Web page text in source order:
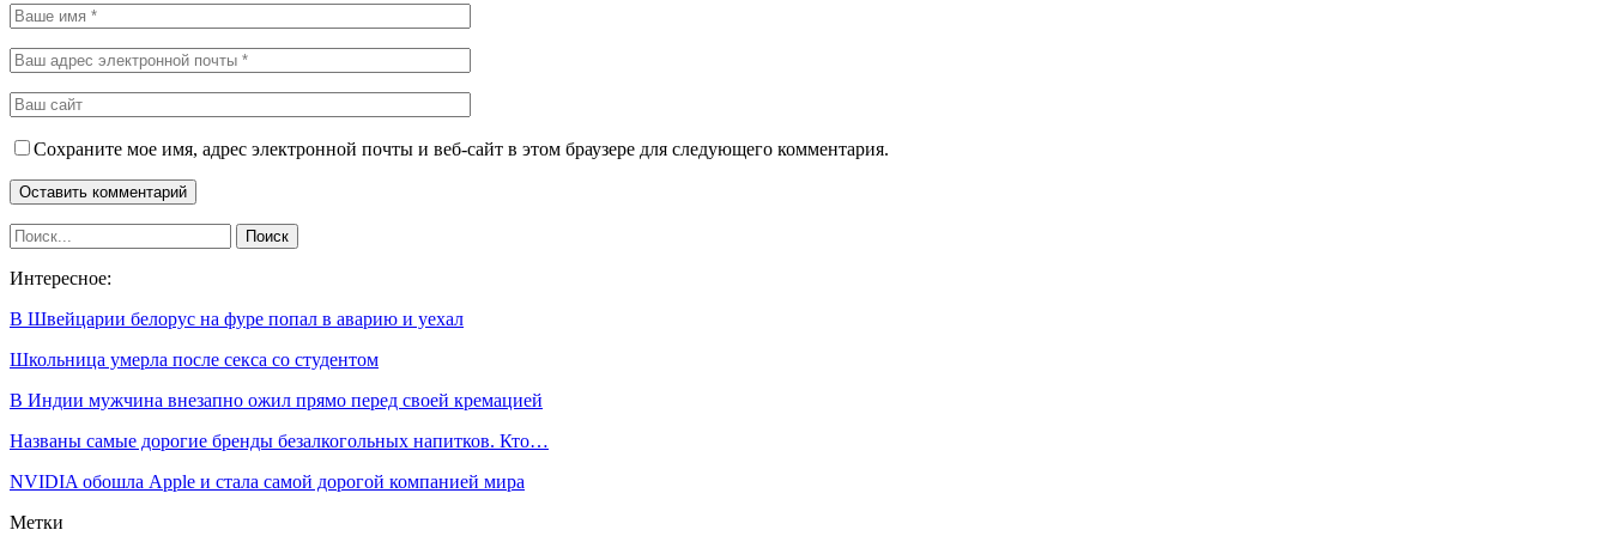
Сохраните мое имя, адрес электронной почты и веб-сайт в этом браузере для следующего комментария.
Интересное:
В Швейцарии белорус на фуре попал в аварию и уехал
Школьница умерла после секса со студентом
В Индии мужчина внезапно ожил прямо перед своей кремацией
Названы самые дорогие бренды безалкогольных напитков. Кто…
NVIDIA обошла Apple и стала самой дорогой компанией мира
Метки